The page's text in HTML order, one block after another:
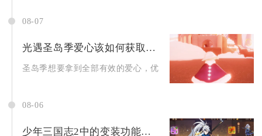
08-07
光遇圣岛季爱心该如何获取才算有效
圣岛季想要拿到全部有效的爱心，优先做完向导先祖全部编钟
08-06
少年三国志2中的变装功能如何解锁新套装